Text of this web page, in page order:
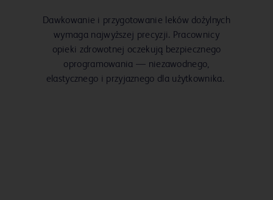
Dawkowanie i przygotowanie leków dożylnych
wymaga najwyższej precyzji. Pracownicy
opieki zdrowotnej oczekują bezpiecznego
oprogramowania — niezawodnego,
elastycznego i przyjaznego dla użytkownika.